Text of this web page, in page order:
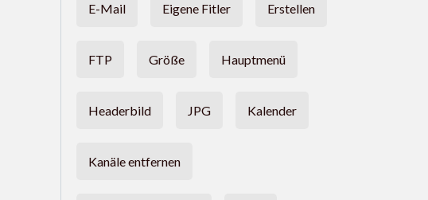
E-Mail Eigene Fitler Erstellen
FTP Größe Hauptmenü
Headerbild JPG Kalender
Kanäle entfernen